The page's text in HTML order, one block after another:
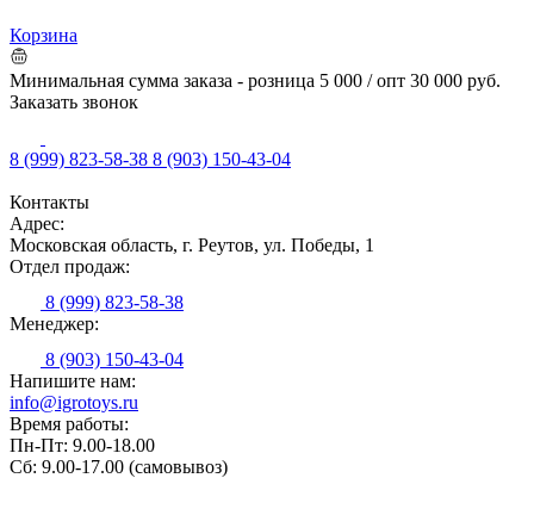
Корзина
Минимальная сумма заказа - розница 5 000 / опт 30 000 руб.
Заказать звонок
8 (999) 823-58-38 8 (903) 150-43-04
Контакты
Адрес:
Московская область, г. Реутов, ул. Победы, 1
Отдел продаж:
8 (999) 823-58-38
Менеджер:
8 (903) 150-43-04
Напишите нам:
info@igrotoys.ru
Время работы:
Пн-Пт: 9.00-18.00
Сб: 9.00-17.00 (самовывоз)